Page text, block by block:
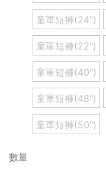
童軍短褲(24")
童軍短褲(22")
童軍短褲(40")
童軍短褲(48")
童軍短褲(50")
數量